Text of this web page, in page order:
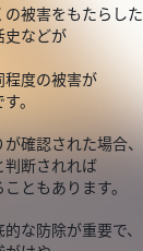
被害をもたらした
史などが
程度の被害が
。
確認された場合、
判断されれば
ともあります。
な防除が重要で、